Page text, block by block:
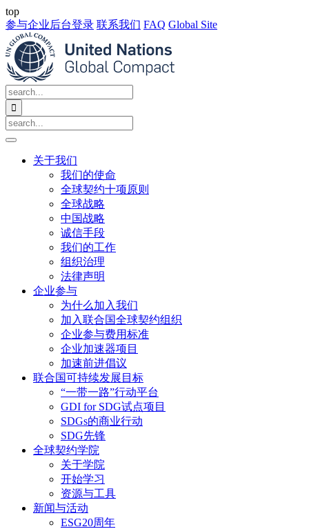
top
参与企业后台登录 联系我们 FAQ Global Site

关于我们
我们的使命
全球契约十项原则
全球战略
中国战略
诚信手段
我们的工作
组织治理
法律声明
企业参与
为什么加入我们
加入联合国全球契约组织
企业参与费用标准
企业加速器项目
加速前进倡议
联合国可持续发展目标
“一带一路”行动平台
GDI for SDG试点项目
SDGs的商业行动
SDG先锋
全球契约学院
关于学院
开始学习
资源与工具
新闻与活动
ESG20周年